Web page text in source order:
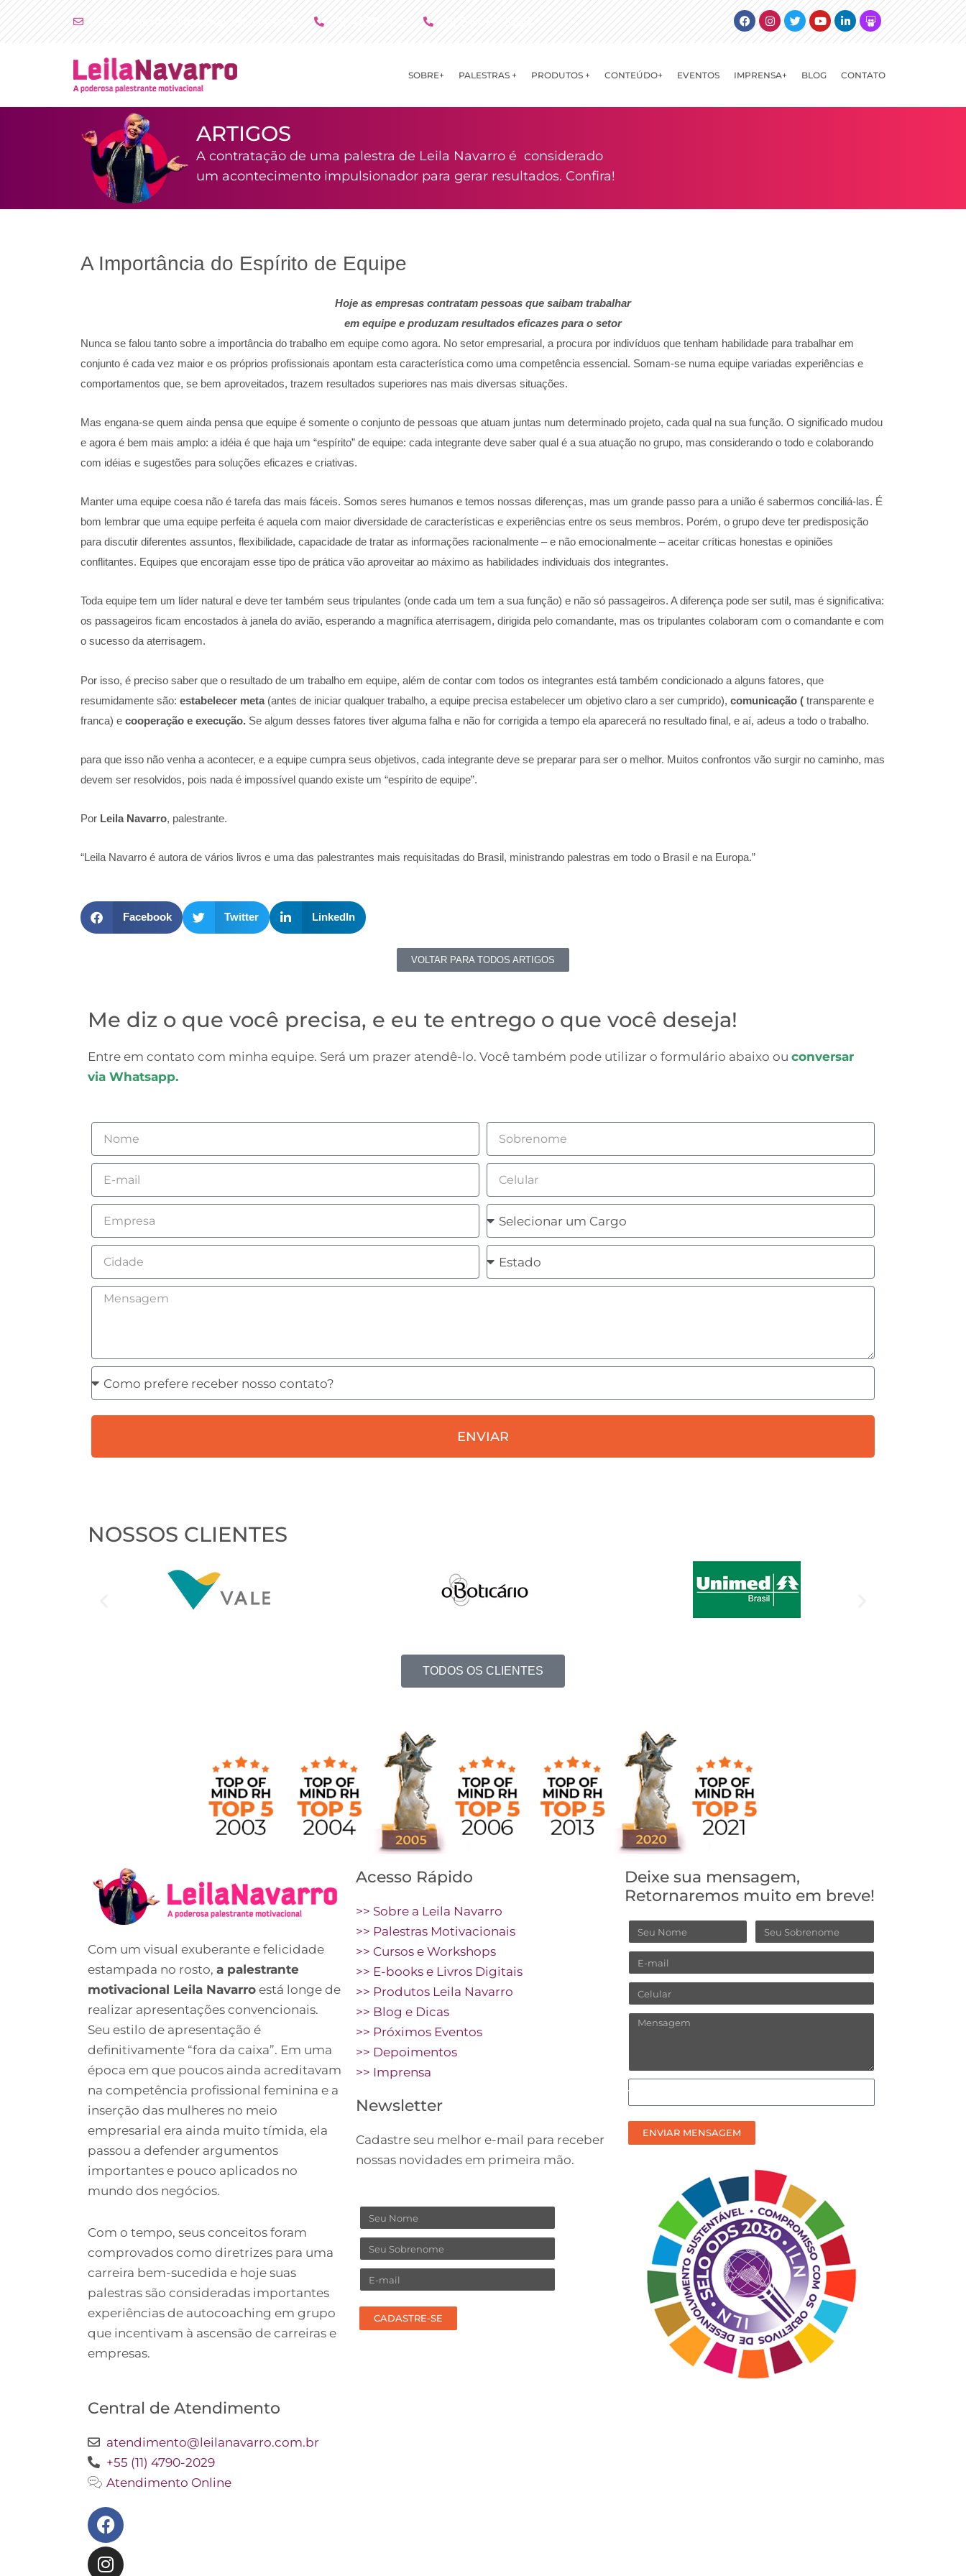
FacebookInstagram
TwitterYoutubeLinkedinSlideshare
SOBRE+ PALESTRAS + PRODUTOS + CONTEÚDO+ EVENTOS IMPRENSA+ BLOG CONTATO
ARTIGOS
A contratação de uma palestra de Leila Navarro é considerado
um acontecimento impulsionador para gerar resultados. Confira!
A Importância do Espírito de Equipe
Hoje as empresas contratam pessoas que saibam trabalhar
em equipe e produzam resultados eficazes para o setor
Nunca se falou tanto sobre a importância do trabalho em equipe como agora. No setor empresarial, a procura por indivíduos que tenham habilidade para trabalhar em
conjunto é cada vez maior e os próprios profissionais apontam esta característica como uma competência essencial. Somam-se numa equipe variadas experiências e
comportamentos que, se bem aproveitados, trazem resultados superiores nas mais diversas situações.
Mas engana-se quem ainda pensa que equipe é somente o conjunto de pessoas que atuam juntas num determinado projeto, cada qual na sua função. O significado mudou
e agora é bem mais amplo: a idéia é que haja um “espírito” de equipe: cada integrante deve saber qual é a sua atuação no grupo, mas considerando o todo e colaborando
com idéias e sugestões para soluções eficazes e criativas.
Manter uma equipe coesa não é tarefa das mais fáceis. Somos seres humanos e temos nossas diferenças, mas um grande passo para a união é sabermos conciliá-las. É
bom lembrar que uma equipe perfeita é aquela com maior diversidade de características e experiências entre os seus membros. Porém, o grupo deve ter predisposição
para discutir diferentes assuntos, flexibilidade, capacidade de tratar as informações racionalmente – e não emocionalmente – aceitar críticas honestas e opiniões
conflitantes. Equipes que encorajam esse tipo de prática vão aproveitar ao máximo as habilidades individuais dos integrantes.
Toda equipe tem um líder natural e deve ter também seus tripulantes (onde cada um tem a sua função) e não só passageiros. A diferença pode ser sutil, mas é significativa:
os passageiros ficam encostados à janela do avião, esperando a magnífica aterrisagem, dirigida pelo comandante, mas os tripulantes colaboram com o comandante e com
o sucesso da aterrisagem.
Por isso, é preciso saber que o resultado de um trabalho em equipe, além de contar com todos os integrantes está também condicionado a alguns fatores, que
resumidamente são: estabelecer meta (antes de iniciar qualquer trabalho, a equipe precisa estabelecer um objetivo claro a ser cumprido), comunicação ( transparente e
franca) e cooperação e execução. Se algum desses fatores tiver alguma falha e não for corrigida a tempo ela aparecerá no resultado final, e aí, adeus a todo o trabalho.
para que isso não venha a acontecer, e a equipe cumpra seus objetivos, cada integrante deve se preparar para ser o melhor. Muitos confrontos vão surgir no caminho, mas
devem ser resolvidos, pois nada é impossível quando existe um “espírito de equipe”.
Por Leila Navarro, palestrante.
“Leila Navarro é autora de vários livros e uma das palestrantes mais requisitadas do Brasil, ministrando palestras em todo o Brasil e na Europa.”
Facebook Twitter LinkedIn
VOLTAR PARA TODOS ARTIGOS
Me diz o que você precisa, e eu te entrego o que você deseja!
Entre em contato com minha equipe. Será um prazer atendê-lo. Você também pode utilizar o formulário abaixo ou conversar
via Whatsapp.
Nome Sobrenome
Email Celular
Empresa Cargo
Cidade Estado
Mensagem
Como
prefere
receber
contato?
ENVIAR
NOSSOS CLIENTES
TODOS OS CLIENTES
Com um visual exuberante e felicidade
estampada no rosto, a palestrante
motivacional Leila Navarro está longe de
realizar apresentações convencionais.
Seu estilo de apresentação é
definitivamente “fora da caixa”. Em uma
época em que poucos ainda acreditavam
na competência profissional feminina e a
inserção das mulheres no meio
empresarial era ainda muito tímida, ela
passou a defender argumentos
importantes e pouco aplicados no
mundo dos negócios.
Com o tempo, seus conceitos foram
comprovados como diretrizes para uma
carreira bem-sucedida e hoje suas
palestras são consideradas importantes
experiências de autocoaching em grupo
que incentivam à ascensão de carreiras e
empresas.
Central de Atendimento
atendimento@leilanavarro.com.br
+55 (11) 4790-2029
Atendimento Online
Facebook
Instagram
Twitter
Youtube
Linkedin
Slideshare
Acesso Rápido
>> Sobre a Leila Navarro
>> Palestras Motivacionais
>> Cursos e Workshops
>> E-books e Livros Digitais
>> Produtos Leila Navarro
>> Blog e Dicas
>> Próximos Eventos
>> Depoimentos
>> Imprensa
Newsletter
Cadastre seu melhor e-mail para receber
nossas novidades em primeira mão.
Nome
Sobrenome
Email
CADASTRE-SE
Deixe sua mensagem,
Retornaremos muito em breve!
Nome Sobrenome
Email
Celular
Mensagem
Como
prefere
receber
nosso
ENVIAR MENSAGEM